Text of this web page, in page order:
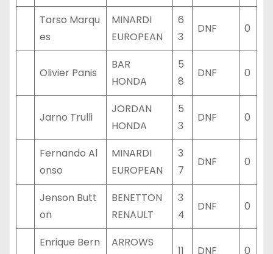
Tarso Marqu
es
MINARDI
EUROPEAN
6
3
DNF 0
Olivier Panis
BAR
HONDA
5
8
DNF 0
Jarno Trulli
JORDAN
HONDA
5
3
DNF 0
Fernando Al
onso
MINARDI
EUROPEAN
3
7
DNF 0
Jenson Butt
on
BENETTON
RENAULT
3
4
DNF 0
Enrique Bern
ARROWS
11 DNF 0